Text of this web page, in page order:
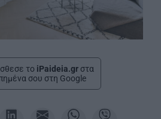
το iPaideia.gr στα
σου στη Google